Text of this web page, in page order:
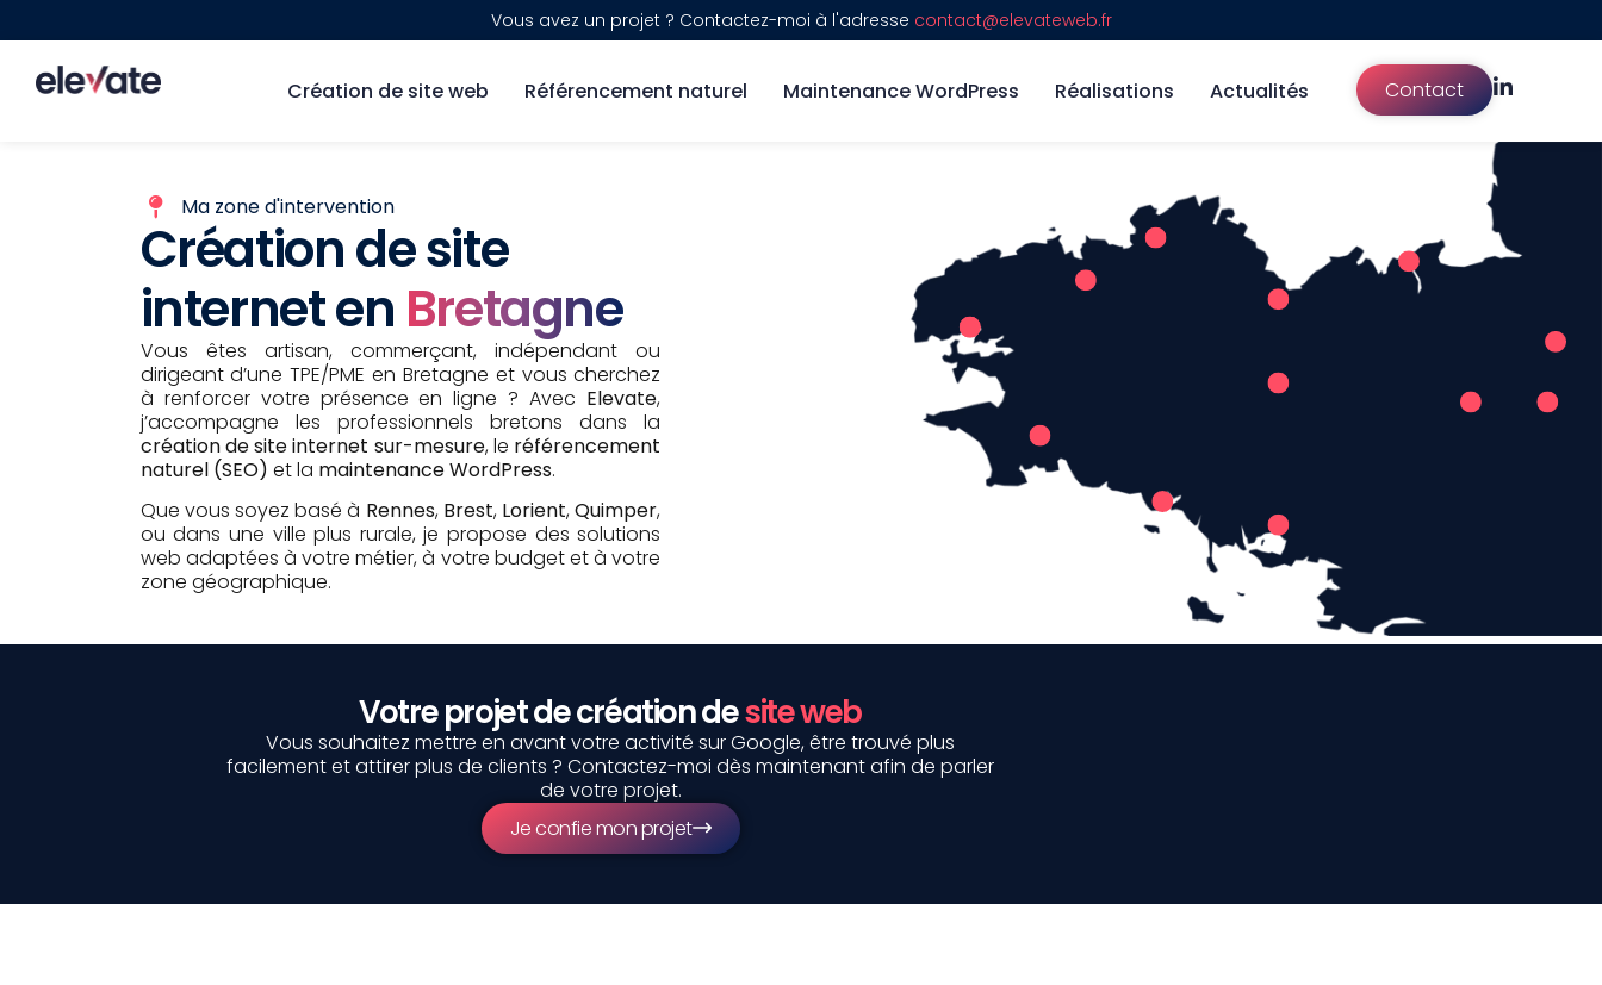
Vous avez un projet ? Contactez-moi à l'adresse contact@elevateweb.fr
Création de site web Référencement naturel Maintenance WordPress Réalisations Actualités Contact
Ma zone d'intervention
Création de site
internet en Bretagne
Vous êtes artisan, commerçant, indépendant ou
dirigeant d’une TPE/PME en Bretagne et vous cherchez
à renforcer votre présence en ligne ? Avec Elevate,
j’accompagne les professionnels bretons dans la
création de site internet sur-mesure, le référencement
naturel (SEO) et la maintenance WordPress.
Que vous soyez basé à Rennes, Brest, Lorient,Quimper,
ou dans une ville plus rurale, je propose des solutions
web adaptées à votre métier, à votre budget et à votre
zone géographique.
Votre projet de création desite web
Vous souhaitez mettre en avant votre activité sur Google, être trouvé plus
facilement et attirer plus de clients ? Contactez-moi dès maintenant afin de parler
de votre projet.
Je confie mon projet